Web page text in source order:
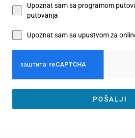
Upoznat sam sa programom
putovanja
Upoznat sam sa upustvom za
POŠALJI